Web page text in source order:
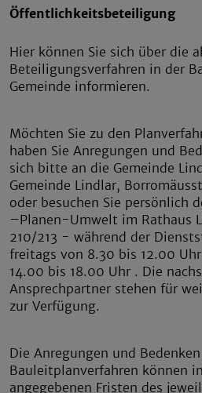
Öffentlichkeitsbeteiligung
Hier können Sie sich über die
Beteiligungsverfahren in der
Gemeinde informieren.
Möchten Sie zu den
haben Sie Anregungen und
sich bitte an die Gemeinde
Gemeinde Lindlar,
oder besuchen Sie persönlich
–Planen-Umwelt im Rathaus
210/213 - während der
freitags von 8.30 bis 12.00
14.00 bis 18.00 Uhr . Die
Ansprechpartner stehen für
zur Verfügung.
Die Anregungen und
Bauleitplanverfahren können
angegebenen Fristen des